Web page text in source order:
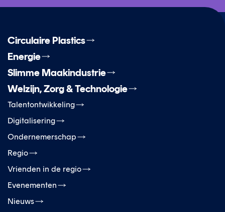
Circulaire Plastics
Energie
Slimme Maakindustrie
Welzijn, Zorg & Technologie
Talentontwikkeling
Digitalisering
Ondernemerschap
Regio
Vrienden in de regio
Evenementen
Nieuws